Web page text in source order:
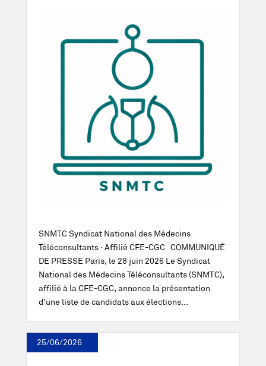
SNMTC Syndicat National des Médecins
Téléconsultants · Affilié CFE-CGC COMMUNIQUÉ
DE PRESSE Paris, le 28 juin 2026 Le Syndicat
National des Médecins Téléconsultants (SNMTC),
affilié à la CFE-CGC, annonce la présentation
d'une liste de candidats aux élections...
25/06/2026